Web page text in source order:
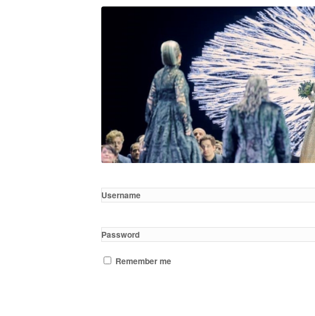
Username
Password
Remember me